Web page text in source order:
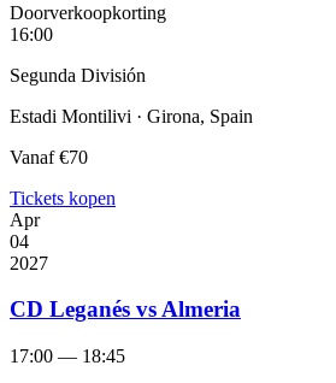
Doorverkoopkorting
16:00
Segunda División
Estadi Montilivi · Girona, Spain
Vanaf€70
Tickets kopen
Apr
04
2027
CD Leganés vs Almeria
17:00 — 18:45